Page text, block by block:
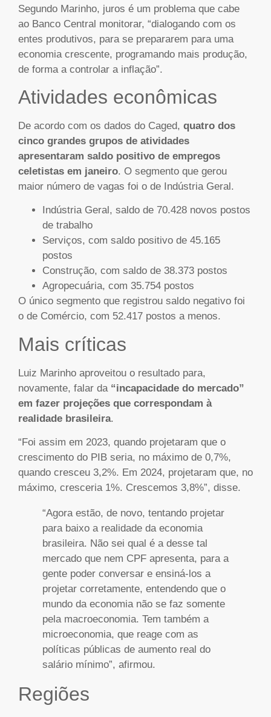
Segundo Marinho, juros é um problema que cabe
ao Banco Central monitorar, “dialogando com os
entes produtivos, para se prepararem para uma
economia crescente, programando mais produção,
de forma a controlar a inflação”.
Atividades econômicas
De acordo com os dados do Caged, quatro dos
cinco grandes grupos de atividades
apresentaram saldo positivo de empregos
celetistas em janeiro. O segmento que gerou
maior número de vagas foi o de Indústria Geral.
Indústria Geral, saldo de 70.428 novos postos
de trabalho
Serviços, com saldo positivo de 45.165
postos
Construção, com saldo de 38.373 postos
Agropecuária, com 35.754 postos
O único segmento que registrou saldo negativo foi
o de Comércio, com 52.417 postos a menos.
Mais críticas
Luiz Marinho aproveitou o resultado para,
novamente, falar da “incapacidade do mercado”
em fazer projeções que correspondam à
realidade brasileira.
“Foi assim em 2023, quando projetaram que o
crescimento do PIB seria, no máximo de 0,7%,
quando cresceu 3,2%. Em 2024, projetaram que, no
máximo, cresceria 1%. Crescemos 3,8%”, disse.
“Agora estão, de novo, tentando projetar
para baixo a realidade da economia
brasileira. Não sei qual é a desse tal
mercado que nem CPF apresenta, para a
gente poder conversar e ensiná-los a
projetar corretamente, entendendo que o
mundo da economia não se faz somente
pela macroeconomia. Tem também a
microeconomia, que reage com as
políticas públicas de aumento real do
salário mínimo”, afirmou.
Regiões